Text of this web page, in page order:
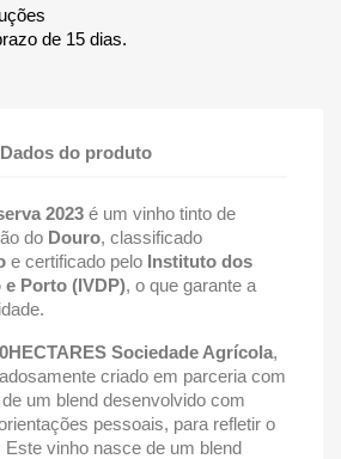
de 15 dias.
Dados do produto
2023 é um vinho tinto de
do Douro, classificado
e certificado pelo Instituto dos
Porto (IVDP), o que garante a
Sociedade Agrícola,
criado em parceria com
um blend desenvolvido com
pessoais, para refletir o
Este vinho nasce de um blend